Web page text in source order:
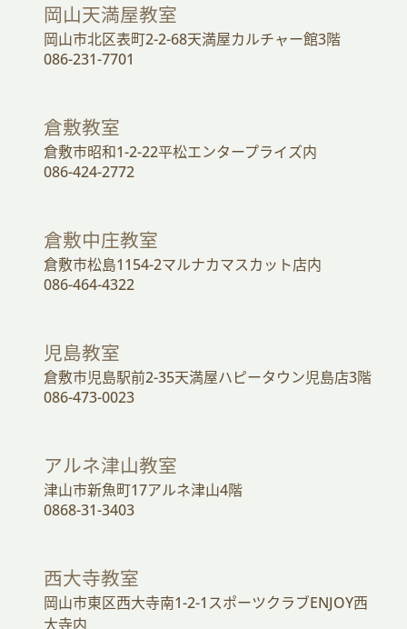
岡山天満屋教室
岡山市北区表町2-2-68天満屋カルチャー館3階
086-231-7701
倉敷教室
倉敷市昭和1-2-22平松エンタープライズ内
086-424-2772
倉敷中庄教室
倉敷市松島1154-2マルナカマスカット店内
086-464-4322
児島教室
倉敷市児島駅前2-35天満屋ハピータウン児島店3階
086-473-0023
アルネ津山教室
津山市新魚町17アルネ津山4階
0868-31-3403
西大寺教室
岡山市東区西大寺南1-2-1スポーツクラブENJOY西
大寺内